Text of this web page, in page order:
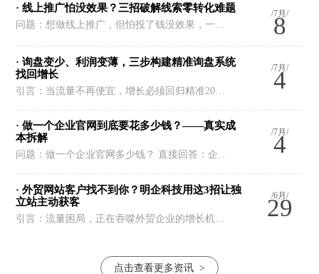
/7月/
8
· 线上推广怕没效果？三招破解线索零转化难题
问题：想做线上推广，但怕投了钱没效果，一…
/7月/
4
· 询盘变少、利润变薄，三步构建精准询盘系统
找回增长
引言：当流量不再便宜，增长必须回归精准20…
/7月/
4
· 做一个企业官网到底要花多少钱？——真实成
本拆解
问题：做一个企业官网多少钱？ 直接回答：企…
/6月/
29
· 外贸网站客户找不到你？明企科技用这3招让独
立站主动获客
引言：流量困局，正在吞噬外贸企业的增长机…
点击查看更多资讯 >